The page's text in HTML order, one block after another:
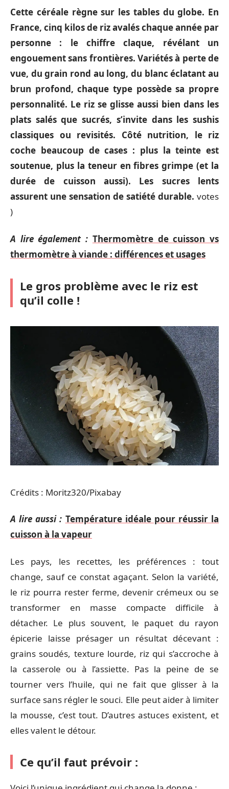
Cette céréale règne sur les tables du globe. En
France, cinq kilos de riz avalés chaque année par
personne : le chiffre claque, révélant un
engouement sans frontières. Variétés à perte de
vue, du grain rond au long, du blanc éclatant au
brun profond, chaque type possède sa propre
personnalité. Le riz se glisse aussi bien dans les
plats salés que sucrés, s’invite dans les sushis
classiques ou revisités. Côté nutrition, le riz
coche beaucoup de cases : plus la teinte est
soutenue, plus la teneur en fibres grimpe (et la
durée de cuisson aussi). Les sucres lents
assurent une sensation de satiété durable. votes
)
A lire également : Thermomètre de cuisson vs
thermomètre à viande : différences et usages
Le gros problème avec le riz est
qu’il colle !
Crédits : Moritz320/Pixabay
A lire aussi : Température idéale pour réussir la
cuisson à la vapeur
Les pays, les recettes, les préférences : tout
change, sauf ce constat agaçant. Selon la variété,
le riz pourra rester ferme, devenir crémeux ou se
transformer en masse compacte difficile à
détacher. Le plus souvent, le paquet du rayon
épicerie laisse présager un résultat décevant :
grains soudés, texture lourde, riz qui s’accroche à
la casserole ou à l’assiette. Pas la peine de se
tourner vers l’huile, qui ne fait que glisser à la
surface sans régler le souci. Elle peut aider à limiter
la mousse, c’est tout. D’autres astuces existent, et
elles valent le détour.
Ce qu’il faut prévoir :